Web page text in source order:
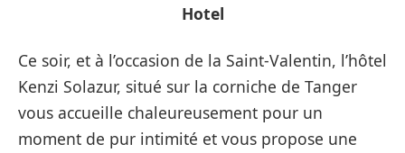
Hotel
Ce soir, et à l’occasion de la Saint-Valentin, l’hôtel
Kenzi Solazur, situé sur la corniche de Tanger
vous accueille chaleureusement pour un
moment de pur intimité et vous propose une